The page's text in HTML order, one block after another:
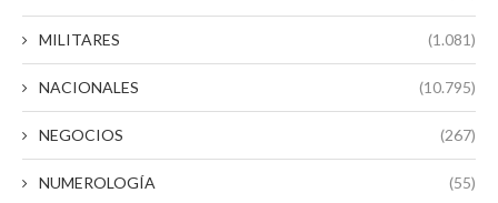
MILITARES (1.081)
NACIONALES (10.795)
NEGOCIOS (267)
NUMEROLOGÍA (55)